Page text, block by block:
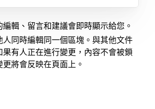
輯、留言和建議會即時顯示給您。
人同時編輯同一個區塊。與其他文件
果有人正在進行變更，內容不會被鎖
將會反映在頁面上。